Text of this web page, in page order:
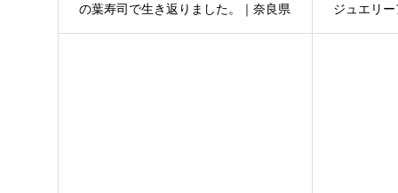
の葉寿司で生き返りました。｜奈良県
ジュエリ